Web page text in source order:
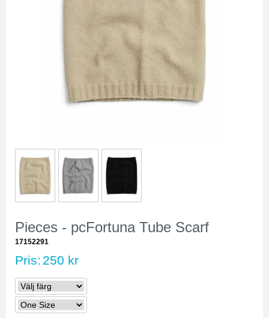
Pieces - pcFortuna Tube Scarf
17152291
Pris: 250 kr